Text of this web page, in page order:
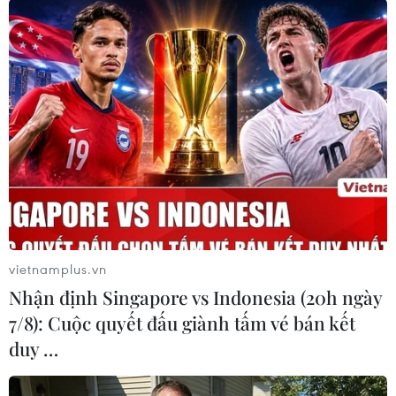
TIN LIÊN QUAN
Lại nổ nhà máy hóa chất ở Trung Quốc, 10
vietnamplus.vn
Nhận định Singapore vs Indonesia (20h ngày
7/8): Cuộc quyết đấu giành tấm vé bán kết
duy …